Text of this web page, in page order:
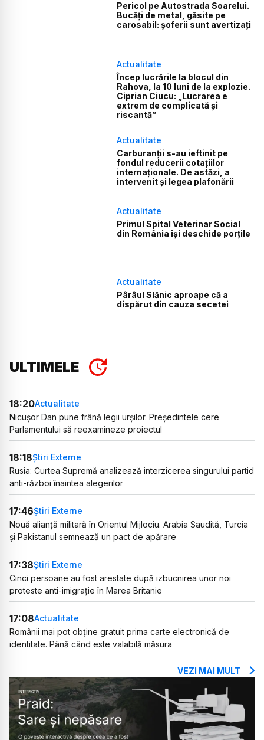
Pericol pe Autostrada Soarelui.
Bucăți de metal, găsite pe
carosabil: șoferii sunt avertizați
Actualitate
Încep lucrările la blocul din
Rahova, la 10 luni de la explozie.
Ciprian Ciucu: „Lucrarea e
extrem de complicată și
riscantă”
Actualitate
Carburanții s-au ieftinit pe
fondul reducerii cotațiilor
internaționale. De astăzi, a
intervenit și legea plafonării
Actualitate
Primul Spital Veterinar Social
din România își deschide porțile
Actualitate
Pârâul Slănic aproape că a
dispărut din cauza secetei
ULTIMELE
18:20Actualitate
Nicușor Dan pune frână legii urșilor. Președintele cere
Parlamentului să reexamineze proiectul
18:18Știri Externe
Rusia: Curtea Supremă analizează interzicerea singurului partid
anti-război înaintea alegerilor
17:46Știri Externe
Nouă alianță militară în Orientul Mijlociu. Arabia Saudită, Turcia
și Pakistanul semnează un pact de apărare
17:38Știri Externe
Cinci persoane au fost arestate după izbucnirea unor noi
proteste anti-imigrație în Marea Britanie
17:08Actualitate
Românii mai pot obține gratuit prima carte electronică de
identitate. Până când este valabilă măsura
VEZI MAI MULT